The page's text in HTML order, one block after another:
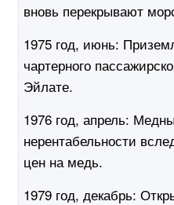
вновь перекрывают
1975 год, июнь:
чартерного
Эйлате.
1976 год, апрель:
нерентабельности
цен на медь.
1979 год, декабрь: